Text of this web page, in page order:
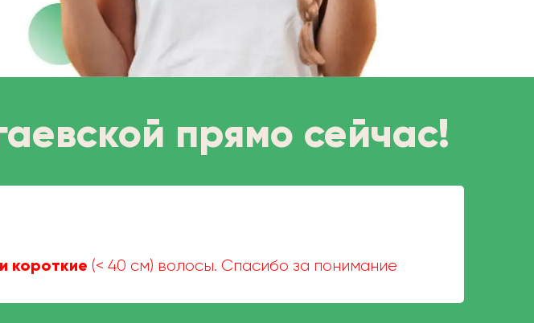
прямо сейчас!
короткие (< 40 см) волосы. Спасибо за понимание